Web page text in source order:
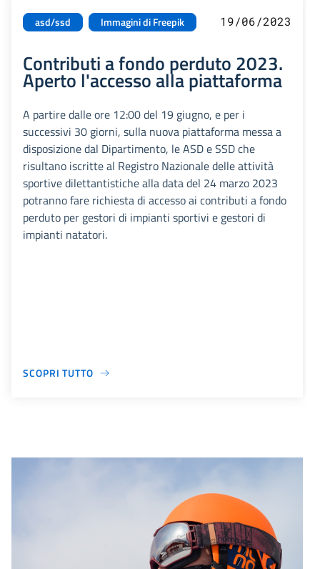
asd/ssd Immagini di Freepik 19/06/2023
Contributi a fondo perduto 2023.
Aperto l'accesso alla piattaforma
A partire dalle ore 12:00 del 19 giugno, e per i
successivi 30 giorni, sulla nuova piattaforma messa a
disposizione dal Dipartimento, le ASD e SSD che
risultano iscritte al Registro Nazionale delle attività
sportive dilettantistiche alla data del 24 marzo 2023
potranno fare richiesta di accesso ai contributi a fondo
perduto per gestori di impianti sportivi e gestori di
impianti natatori.
SCOPRI TUTTO